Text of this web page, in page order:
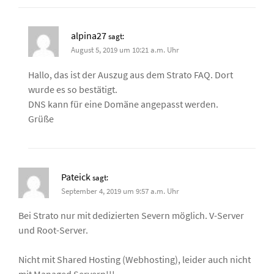
alpina27sagt:
August 5, 2019 um 10:21 a.m. Uhr
Hallo, das ist der Auszug aus dem Strato FAQ. Dort
wurde es so bestätigt.
DNS kann für eine Domäne angepasst werden.
Grüße
Pateicksagt:
September 4, 2019 um 9:57 a.m. Uhr
Bei Strato nur mit dedizierten Severn möglich. V-Server
und Root-Server.
Nicht mit Shared Hosting (Webhosting), leider auch nicht